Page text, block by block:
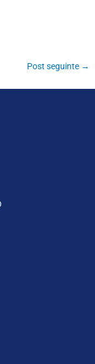
Post seguinte →